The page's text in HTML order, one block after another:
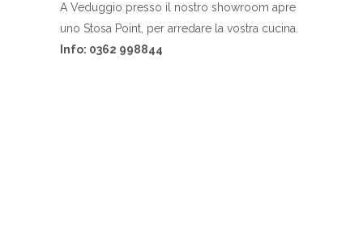
A Veduggio presso il nostro showroom apre
uno Stosa Point, per arredare la vostra cucina.
Info: 0362 998844